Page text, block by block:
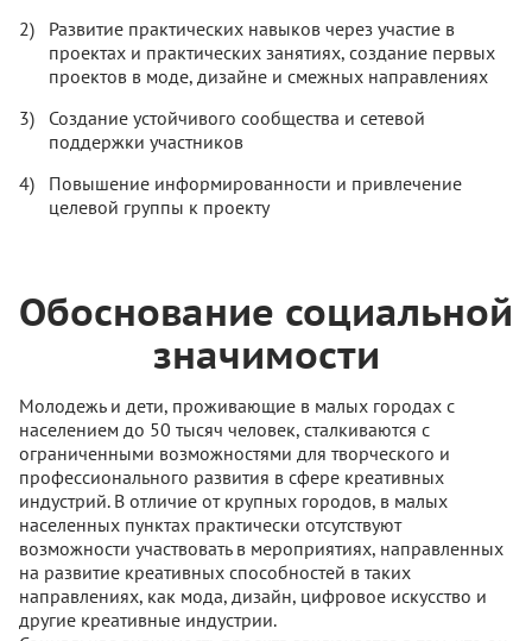
Развитие практических навыков через участие в
проектах и практических занятиях, создание первых
проектов в моде, дизайне и смежных направлениях
Создание устойчивого сообщества и сетевой
поддержки участников
Повышение информированности и привлечение
целевой группы к проекту
Обоснование социальной
значимости
Молодежь и дети, проживающие в малых городах с
населением до 50 тысяч человек, сталкиваются с
ограниченными возможностями для творческого и
профессионального развития в сфере креативных
индустрий. В отличие от крупных городов, в малых
населенных пунктах практически отсутствуют
возможности участвовать в мероприятиях, направленных
на развитие креативных способностей в таких
направлениях, как мода, дизайн, цифровое искусство и
другие креативные индустрии.